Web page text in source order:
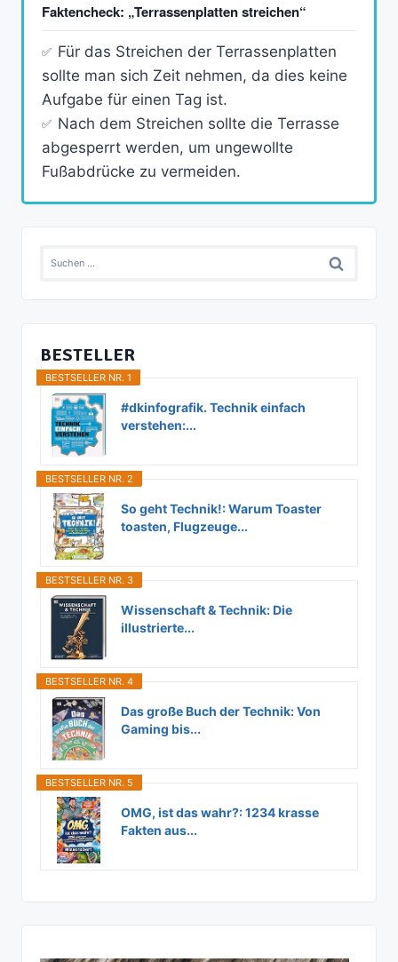
Faktencheck: „Terrassenplatten streichen“
Für das Streichen der Terrassenplatten
sollte man sich Zeit nehmen, da dies keine
Aufgabe für einen Tag ist.
Nach dem Streichen sollte die Terrasse
abgesperrt werden, um ungewollte
Fußabdrücke zu vermeiden.
Suchen
BESTELLER
BESTSELLER NR. 1
#dkinfografik. Technik einfach
verstehen:...
BESTSELLER NR. 2
So geht Technik!: Warum Toaster
toasten, Flugzeuge...
BESTSELLER NR. 3
Wissenschaft & Technik: Die
illustrierte...
BESTSELLER NR. 4
Das große Buch der Technik: Von
Gaming bis...
BESTSELLER NR. 5
OMG, ist das wahr?: 1234 krasse
Fakten aus...